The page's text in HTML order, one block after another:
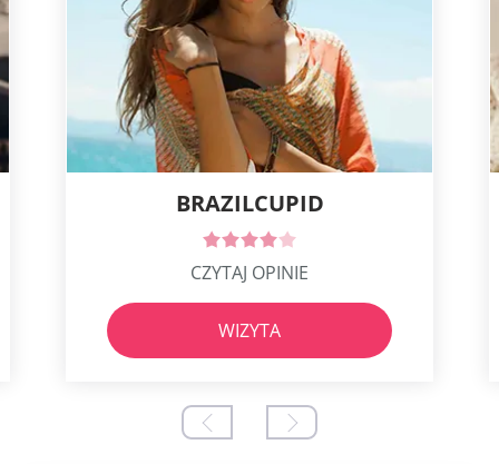
BRAZILCUPID
CZYTAJ OPINIE
WIZYTA